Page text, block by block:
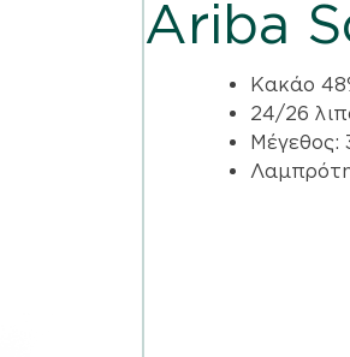
Ariba
Κακάο
24/26
Μέγεθος: